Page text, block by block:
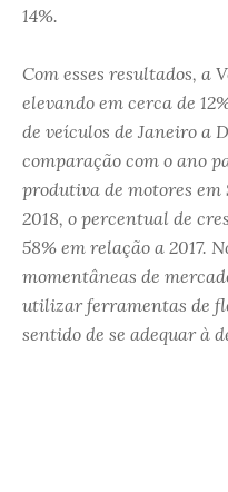
14%.
Com esses resultados, a
elevando em cerca de
de veículos de Janeiro a
comparação com o ano
produtiva de motores em
2018, o percentual de
58% em relação a 2017.
momentâneas de
utilizar ferramentas de
sentido de se adequar à